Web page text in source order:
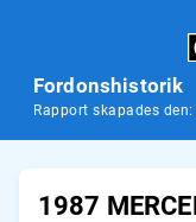
Fordonshistorik
Rapport skapades
1987